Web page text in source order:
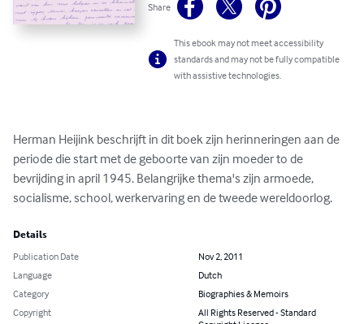
Share
This ebook may not meet accessibility
standards and may not be fully compatible
with assistive technologies.
Herman Heijink beschrijft in dit boek zijn herinneringen aan de
periode die start met de geboorte van zijn moeder to de
bevrijding in april 1945. Belangrijke thema's zijn armoede,
socialisme, school, werkervaring en de tweede wereldoorlog.
Details
Publication Date
Nov 2, 2011
Language
Dutch
Category
Biographies & Memoirs
Copyright
All Rights Reserved - Standard